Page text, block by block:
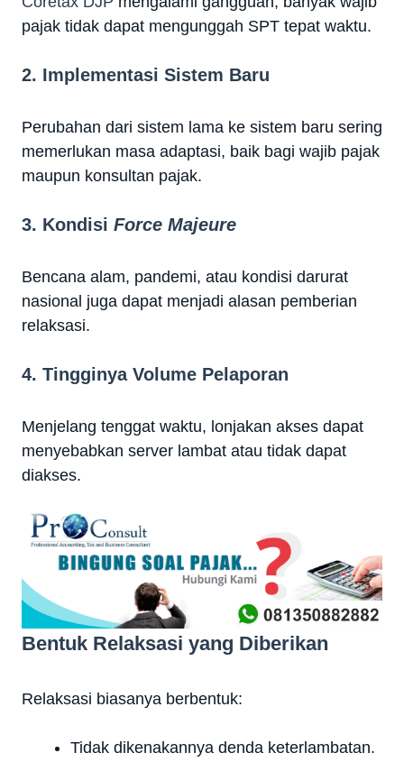
pajak tidak dapat mengunggah SPT tepat waktu.
2. Implementasi Sistem Baru
Perubahan dari sistem lama ke sistem baru sering
memerlukan masa adaptasi, baik bagi wajib pajak
maupun konsultan pajak.
3. Kondisi Force Majeure
Bencana alam, pandemi, atau kondisi darurat
nasional juga dapat menjadi alasan pemberian
relaksasi.
4. Tingginya Volume Pelaporan
Menjelang tenggat waktu, lonjakan akses dapat
menyebabkan server lambat atau tidak dapat
diakses.
Bentuk Relaksasi yang Diberikan
Relaksasi biasanya berbentuk:
Tidak dikenakannya denda keterlambatan.